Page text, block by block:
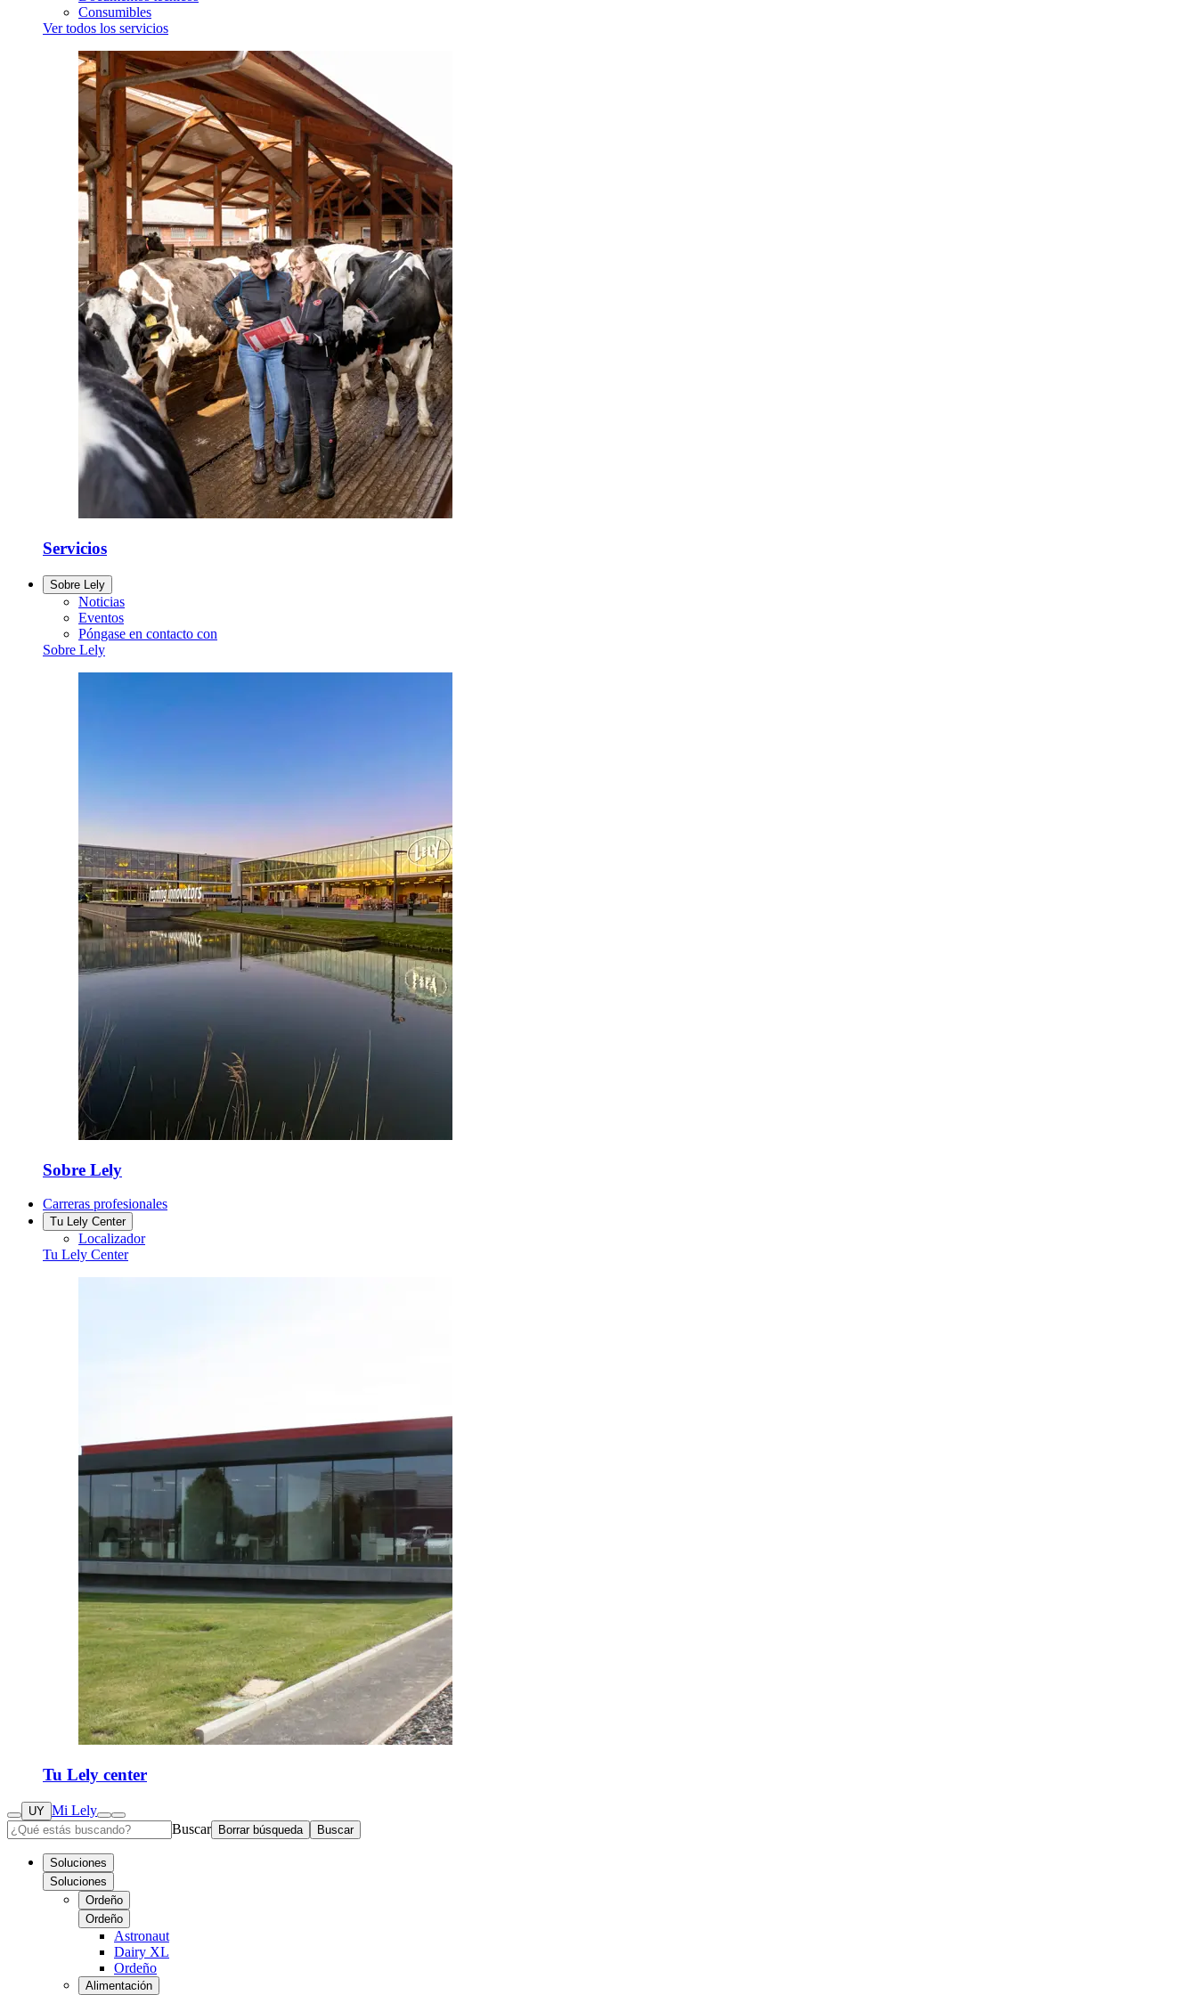
Consumibles
Ver todos los servicios
Servicios
Sobre Lely
Noticias
Eventos
Póngase en contacto con
Sobre Lely
Sobre Lely
Carreras profesionales
Tu Lely Center
Localizador
Tu Lely Center
Tu Lely center
UY Mi Lely
Buscar
Borrar búsqueda Buscar
Soluciones
Soluciones
Ordeño
Ordeño
Astronaut
Dairy XL
Ordeño
Alimentación